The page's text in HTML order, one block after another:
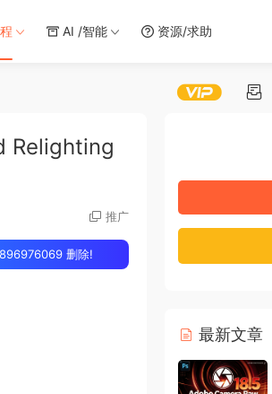
AI /智能 资源/求助
Relighting
推广
删除!
最新文章